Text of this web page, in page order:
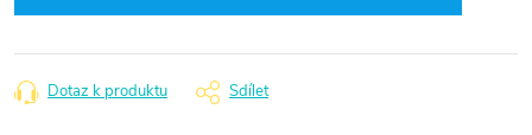
Dotaz k produktu Sdílet